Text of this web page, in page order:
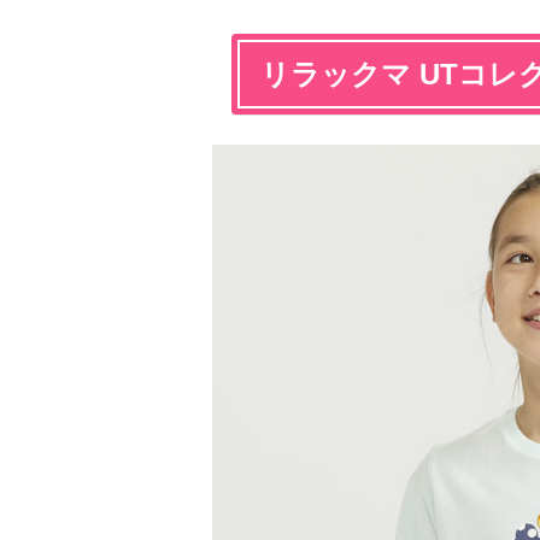
リラックマ UTコレ